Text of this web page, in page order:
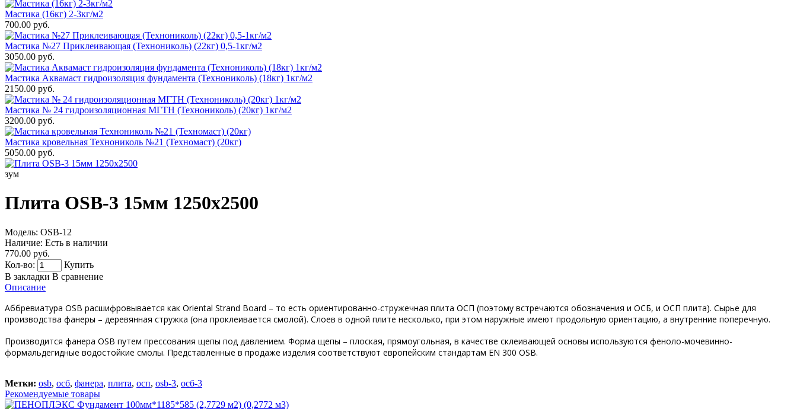
Мастика (16кг) 2-3кг/м2
700.00 руб.
Мастика №27 Приклеивающая (Технониколь) (22кг) 0,5-1кг/м2
3050.00 руб.
Мастика Аквамаст гидроизоляция фундамента (Технониколь) (18кг) 1кг/м2
2150.00 руб.
Мастика № 24 гидроизоляционная МГТН (Технониколь) (20кг) 1кг/м2
3200.00 руб.
Мастика кровельная Технониколь №21 (Техномаст) (20кг)
5050.00 руб.
зум
Плита OSB-3 15мм 1250x2500
Модель: OSB-12
Наличие: Есть в наличии
770.00 руб.
Кол-во:
Купить
В закладки В сравнение
Описание
Аббревиатура OSB расшифровывается как Oriental Strand Board – то есть ориентированно-стружечная плита ОСП (поэтому встречаются обозначения и ОСБ, и ОСП плита). Сырье для
производства фанеры – деревянная стружка (она проклеивается смолой). Слоев в одной плите несколько, при этом наружные имеют продольную ориентацию, а внутренние поперечную.
Производится фанера OSB путем прессования щепы под давлением. Форма щепы – плоская, прямоугольная, в качестве склеивающей основы используются феноло-мочевинно-
формальдегидные водостойкие смолы. Представленные в продаже изделия соответствуют европейским стандартам EN 300 OSB.
Метки: osb, осб, фанера, плита, осп, osb-3, осб-3
Рекомендуемые товары